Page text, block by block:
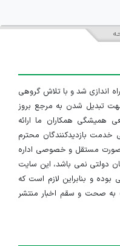
سایت ایران استخدام در تاریخ ۱۳۹۱/۱/۱۰ راه اندازی شد و با تلاش گروهی
تبدیل شدن به مرجع بروز
همکاران ما ارائه
بازدیدکنندگان محترم
صورت مستقل و خصوصی اداره
دولتی نمی باشد، این سایت
و بنابراین لازم است که
به صحت و سقم اخبار منتشر